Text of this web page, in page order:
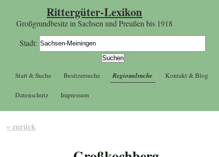
Rittergüter-Lexikon
Großgrundbesitz in Sachsen und Preußen bis 1918
Stadt:
Start & Suche Besitzersuche Regionalsuche Kontakt & Blog
Datenschutz Impressum
« zurück